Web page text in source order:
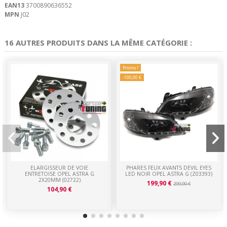
EAN133700890636552
MPN J02
16 AUTRES PRODUITS DANS LA MÊME CATÉGORIE :
ELARGISSEUR DE VOIE
ENTRETOISE OPEL ASTRA G
2X20MM (02722)
104,90 €
Promo !
-100,00 €
PHARES FEUX AVANTS DEVIL EYES
LED NOIR OPEL ASTRA G (Z03393)
199,90 € 299,90 €